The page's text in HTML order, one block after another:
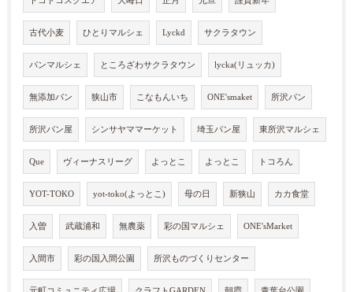
古代小麦 ひとりマルシェ Lyckd サクラタウン
パンマルシェ ところざわサクラタウン lycka(リュッカ)
無添加パン 狭山市 こなもんいち ONE'smaket 所沢パン
所沢パン屋 シンサヤママーケット 埼玉パン屋 東所沢マルシェ
Que ヴィーナスリーグ よっとこ よっとこ トコろん
YOT-TOKO yot-toko(よっとこ) 母の日 新狭山 カカ食堂
入曽 武蔵浦和 無農薬 彩の国マルシェ ONE'sMarket
入間市 彩の国入間公園 所沢ものづくりセンター